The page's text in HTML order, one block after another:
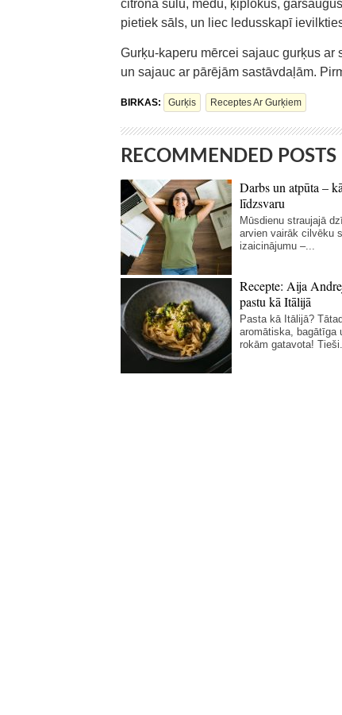
citrona sulu, medu, ķiplokus,
pietiek sāls, un liec ledusskapī
Gurķu-kaperu mērcei sajauc gurķus
un sajauc ar pārējām sastāvdaļām.
BIRKAS: Gurķis Receptes Ar Gurķiem
RECOMMENDED POSTS
Darbs un atpūta –
līdzsvaru
Mūsdienu straujajā
arvien vairāk cilvēku
izaicinājumu –...
Recepte: Aija
pastu kā Itālijā
Pasta kā Itālijā? Tātad
aromātiska, bagātīga
rokām gatavota!